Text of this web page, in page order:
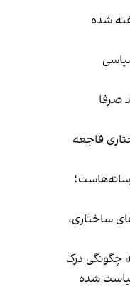
شده
صرفا
فاجعه
ساختاری،
چگونگی درک
سیاست شده